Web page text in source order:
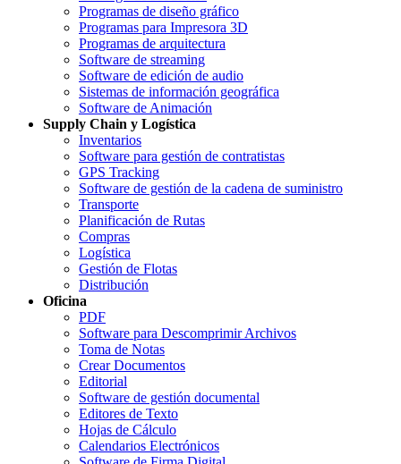
Programas de diseño gráfico
Programas para Impresora 3D
Programas de arquitectura
Software de streaming
Software de edición de audio
Sistemas de información geográfica
Software de Animación
Supply Chain y Logística
Inventarios
Software para gestión de contratistas
GPS Tracking
Software de gestión de la cadena de suministro
Transporte
Planificación de Rutas
Compras
Logística
Gestión de Flotas
Distribución
Oficina
PDF
Software para Descomprimir Archivos
Toma de Notas
Crear Documentos
Editorial
Software de gestión documental
Editores de Texto
Hojas de Cálculo
Calendarios Electrónicos